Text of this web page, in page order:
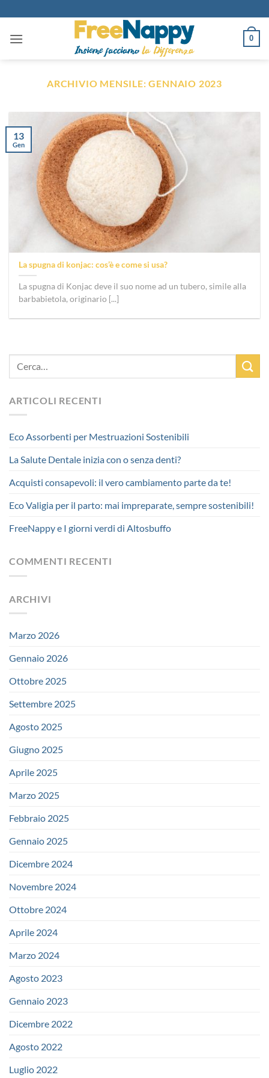
contenuti
0
ARCHIVIO MENSILE:GENNAIO 2023
ARTICOLI RECENTI
Eco Assorbenti per Mestruazioni Sostenibili
La Salute Dentale inizia con o senza denti?
Acquisti consapevoli: il vero cambiamento parte da te!
Eco Valigia per il parto: mai impreparate, sempre sostenibili!
FreeNappy e I giorni verdi di Altosbuffo
COMMENTI RECENTI
ARCHIVI
Marzo 2026
Gennaio 2026
Ottobre 2025
Settembre 2025
Agosto 2025
Giugno 2025
Aprile 2025
Marzo 2025
Febbraio 2025
Gennaio 2025
Dicembre 2024
Novembre 2024
Ottobre 2024
Aprile 2024
Marzo 2024
Agosto 2023
Gennaio 2023
Dicembre 2022
Agosto 2022
Luglio 2022
La spugna di konjac: cos’è e come si usa?
La spugna di Konjac deve il suo nome ad un tubero, simile alla
barbabietola, originario [...]
13
Gen